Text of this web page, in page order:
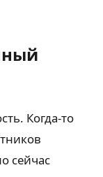
Когда-то
сейчас